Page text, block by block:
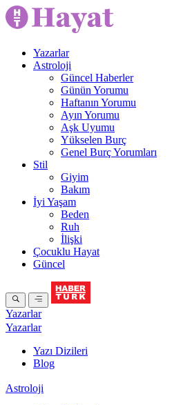
Yazarlar
Astroloji
Güncel Haberler
Günün Yorumu
Haftanın Yorumu
Ayın Yorumu
Aşk Uyumu
Yükselen Burç
Genel Burç Yorumları
Stil
Giyim
Bakım
İyi Yaşam
Beden
Ruh
İlişki
Çocuklu Hayat
Güncel
Yazarlar
Yazarlar
Yazı Dizileri
Blog
Astroloji